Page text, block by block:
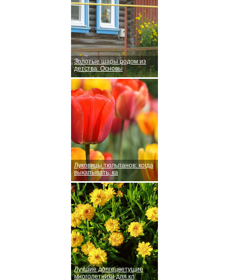
Золотые шары родом из
детства. Основы
Луковицы тюльпанов: когда
выкапывать, ка
Лучшие долгоцветущие
многолетники для кл